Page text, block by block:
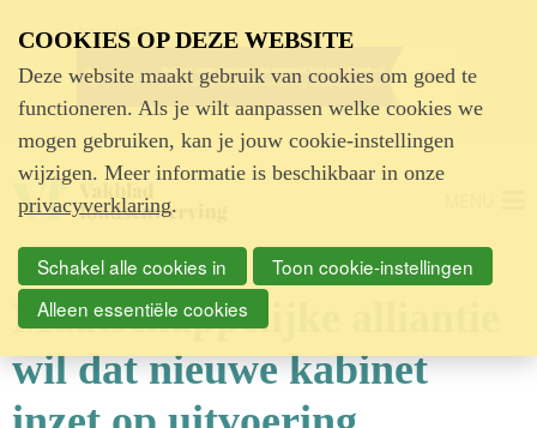
Advertentie
Maatschappelijke alliantie
wil dat nieuwe kabinet
COOKIES OP DEZE WEBSITE
Deze website maakt gebruik van cookies om goed te
functioneren. Als je wilt aanpassen welke cookies we
mogen gebruiken, kan je jouw cookie-instellingen
wijzigen. Meer informatie is beschikbaar in onze
privacyverklaring.
Schakel alle cookies in
Toon cookie-instellingen
Alleen essentiële cookies